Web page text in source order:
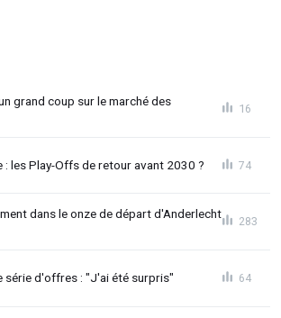
grand coup sur le marché des
16
: les Play-Offs de retour avant 2030 ? 74
dans le onze de départ d'Anderlecht
283
série d'offres : "J'ai été surpris" 64